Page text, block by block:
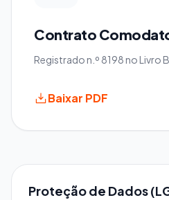
Contrato
Registrado n.º 8198 no Livro
Baixar PDF
Proteção de Dados